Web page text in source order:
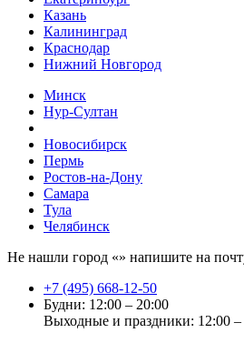
Казань
Калининград
Краснодар
Нижний Новгород
Минск
Нур-Султан
Новосибирск
Пермь
Ростов-на-Дону
Самара
Тула
Челябинск
Не нашли город «» напишите на
+7 (495) 668-12-50
Будни: 12:00 – 20:00
Выходные и праздники: 12:00 –